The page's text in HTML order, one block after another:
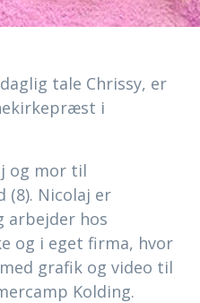
tale Chrissy, er
i
og mor til
(8). Nicolaj er
arbejder hos
og i eget firma, hvor
grafik og video til
Kolding.